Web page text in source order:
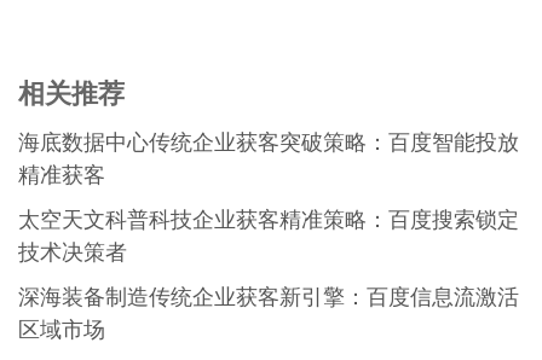
相关推荐
海底数据中心传统企业获客突破策略：百度智能投放
精准获客
太空天文科普科技企业获客精准策略：百度搜索锁定
技术决策者
深海装备制造传统企业获客新引擎：百度信息流激活
区域市场